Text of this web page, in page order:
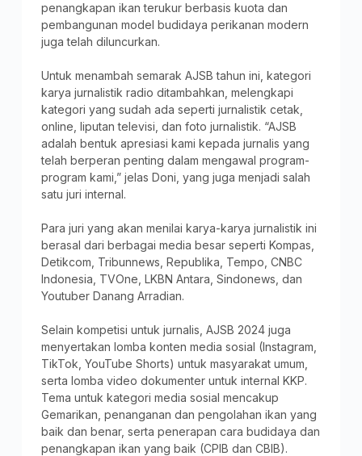
penangkapan ikan terukur berbasis kuota dan
pembangunan model budidaya perikanan modern
juga telah diluncurkan.
Untuk menambah semarak AJSB tahun ini, kategori
karya jurnalistik radio ditambahkan, melengkapi
kategori yang sudah ada seperti jurnalistik cetak,
online, liputan televisi, dan foto jurnalistik. “AJSB
adalah bentuk apresiasi kami kepada jurnalis yang
telah berperan penting dalam mengawal program-
program kami,” jelas Doni, yang juga menjadi salah
satu juri internal.
Para juri yang akan menilai karya-karya jurnalistik ini
berasal dari berbagai media besar seperti Kompas,
Detikcom, Tribunnews, Republika, Tempo, CNBC
Indonesia, TVOne, LKBN Antara, Sindonews, dan
Youtuber Danang Arradian.
Selain kompetisi untuk jurnalis, AJSB 2024 juga
menyertakan lomba konten media sosial (Instagram,
TikTok, YouTube Shorts) untuk masyarakat umum,
serta lomba video dokumenter untuk internal KKP.
Tema untuk kategori media sosial mencakup
Gemarikan, penanganan dan pengolahan ikan yang
baik dan benar, serta penerapan cara budidaya dan
penangkapan ikan yang baik (CPIB dan CBIB).